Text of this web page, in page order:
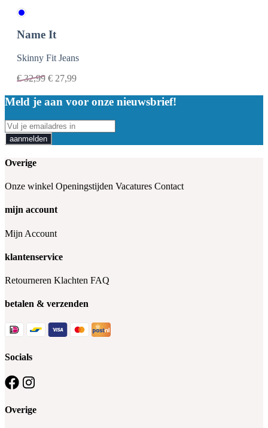
Name It
Skinny Fit Jeans
€32,99 € 27,99
Meld je aan voor onze nieuwsbrief!
aanmelden
Overige
Onze winkel Openingstijden Vacatures Contact
mijn account
Mijn Account
klantenservice
Retourneren Klachten FAQ
betalen & verzenden
Socials
Overige